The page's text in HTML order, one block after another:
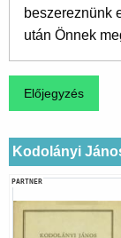
beszereznünk
után Önnek
Kodolányi
PARTNER